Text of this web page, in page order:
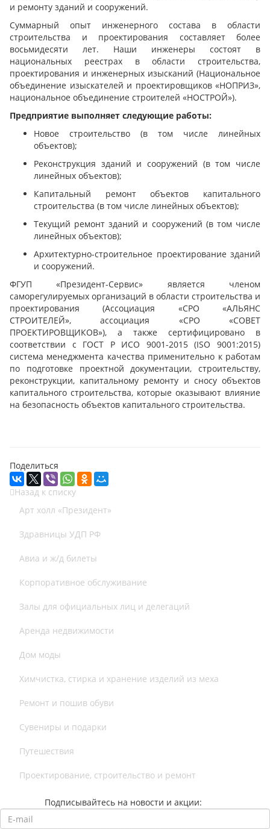
и ремонту зданий и сооружений.
Суммарный опыт инженерного состава в области
строительства и проектирования составляет более
восьмидесяти лет. Наши инженеры состоят в
национальных реестрах в области строительства,
проектирования и инженерных изысканий (Национальное
объединение изыскателей и проектировщиков «НОПРИЗ»,
национальное объединение строителей «НОСТРОЙ»).
Предприятие выполняет следующие работы:
Новое строительство (в том числе линейных
объектов);
Реконструкция зданий и сооружений (в том числе
линейных объектов);
Капитальный ремонт объектов капитального
строительства (в том числе линейных объектов);
Текущий ремонт зданий и сооружений (в том числе
линейных объектов);
Архитектурно-строительное проектирование зданий
и сооружений.
ФГУП «Президент-Сервис» является членом
саморегулируемых организаций в области строительства и
проектирования (Ассоциация «СРО «АЛЬЯНС
СТРОИТЕЛЕЙ», ассоциация «СРО «СОВЕТ
ПРОЕКТИРОВЩИКОВ»), а также сертифицировано в
соответствии с ГОСТ Р ИСО 9001-2015 (ISO 9001:2015)
система менеджмента качества применительно к работам
по подготовке проектной документации, строительству,
реконструкции, капитальному ремонту и сносу объектов
капитального строительства, которые оказывают влияние
на безопасность объектов капитального строительства.
Поделиться
Назад к списку
Арт холл «Президент»
Здравницы УДП РФ
Авиа и ж/д билеты
Корпоративное обслуживание
Залы для официальных лиц и делегаций
Аренда недвижимости
Дом моды
Химчистка, стирка и хранение изделий из меха
Ремонт и пошив обуви
Сувениры и подарки
Путешествия
Проектирование, строительство и ремонт
Подписывайтесь на новости и акции: